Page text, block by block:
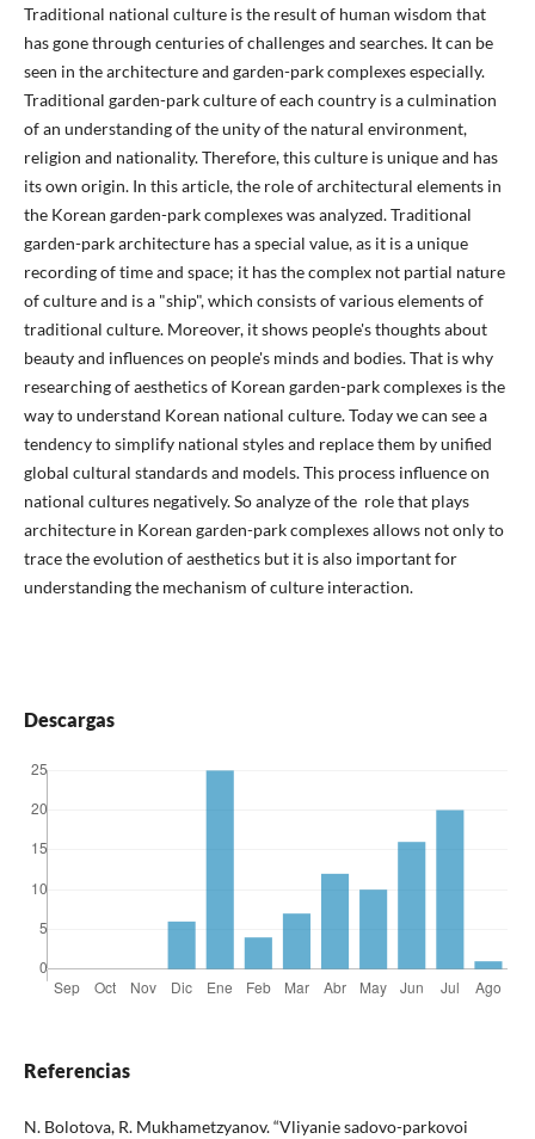
Traditional national culture is the result of human wisdom that
has gone through centuries of challenges and searches. It can be
seen in the architecture and garden-park complexes especially.
Traditional garden-park culture of each country is a culmination
of an understanding of the unity of the natural environment,
religion and nationality. Therefore, this culture is unique and has
its own origin. In this article, the role of architectural elements in
the Korean garden-park complexes was analyzed. Traditional
garden-park architecture has a special value, as it is a unique
recording of time and space; it has the complex not partial nature
of culture and is a "ship", which consists of various elements of
traditional culture. Moreover, it shows people's thoughts about
beauty and influences on people's minds and bodies. That is why
researching of aesthetics of Korean garden-park complexes is the
way to understand Korean national culture. Today we can see a
tendency to simplify national styles and replace them by unified
global cultural standards and models. This process influence on
national cultures negatively. So analyze of the role that plays
architecture in Korean garden-park complexes allows not only to
trace the evolution of aesthetics but it is also important for
understanding the mechanism of culture interaction.
Descargas
Referencias
N. Bolotova, R. Mukhametzyanov. “Vliyanie sadovo-parkovoi